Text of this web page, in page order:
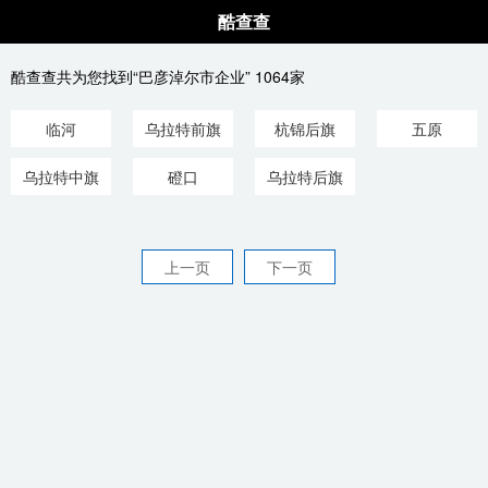
酷查查
酷查查共为您找到“巴彦淖尔市企业” 1064家
临河 乌拉特前旗 杭锦后旗 五原
乌拉特中旗 磴口 乌拉特后旗
上一页 下一页